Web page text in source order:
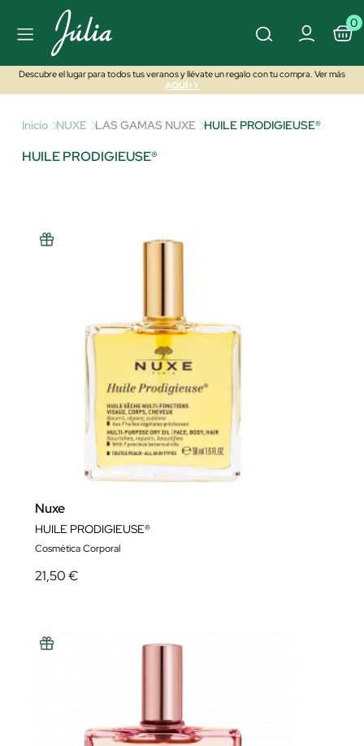
0
Descubre el lugar para todos tus veranos y llévate un regalo con tu compra. Ver más
AQUÍ>>
Inicio NUXE LAS GAMAS NUXE HUILE PRODIGIEUSE®
HUILE PRODIGIEUSE®
Nuxe
HUILE PRODIGIEUSE®
Cosmética Corporal
21,50 €